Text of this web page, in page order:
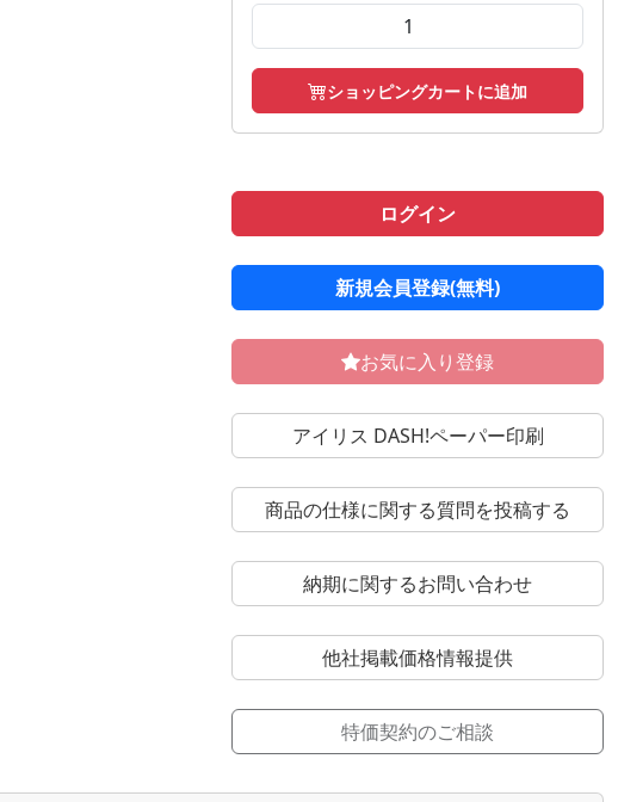
ショッピングカートに追加
ログイン
新規会員登録(無料)
お気に入り登録
アイリス DASH!ペーパー印刷
商品の仕様に関する質問を投稿する
納期に関するお問い合わせ
他社掲載価格情報提供
特価契約のご相談